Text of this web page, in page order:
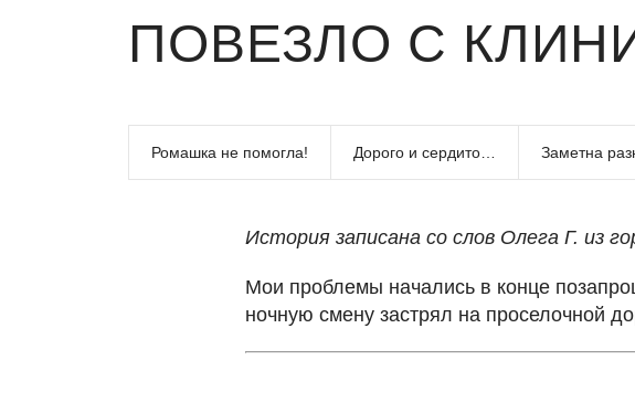
ПОВЕЗЛО С
Ромашка не помогла! Дорого и сердито… Заметна
История записана со слов Олега Г. из
Мои проблемы начались в конце
ночную смену застрял на проселочной